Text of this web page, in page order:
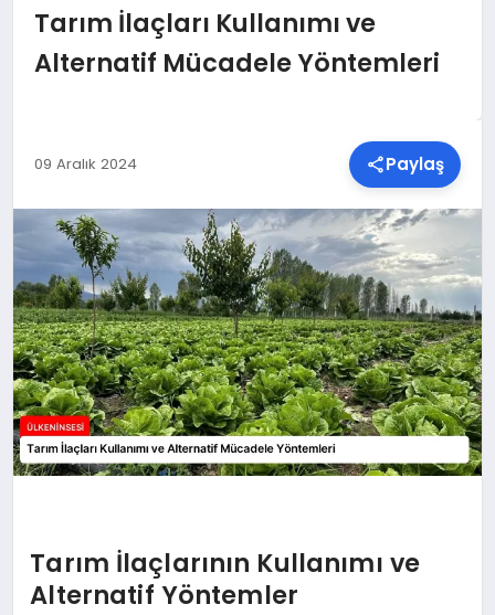
GÜNDEM
MAGAZIN
SPOR
TEKNOLOJI
YAŞAM
MALATYA HABERLERI
Tarım İlaçları Kullanımı ve
Alternatif Mücadele Yöntemleri
09 Aralık 2024 Paylaş
Tarım İlaçlarının Kullanımı ve
Alternatif Yöntemler